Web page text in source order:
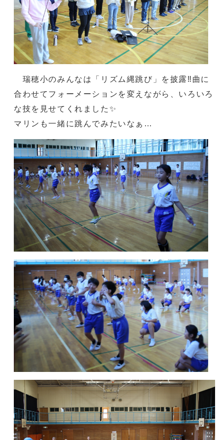
瑞穂小のみんなは「リズム縄跳び」を披露‼曲に
合わせてフォーメーションを変えながら、いろいろ
な技を見せてくれました✨
マリンも一緒に跳んでみたいなぁ…